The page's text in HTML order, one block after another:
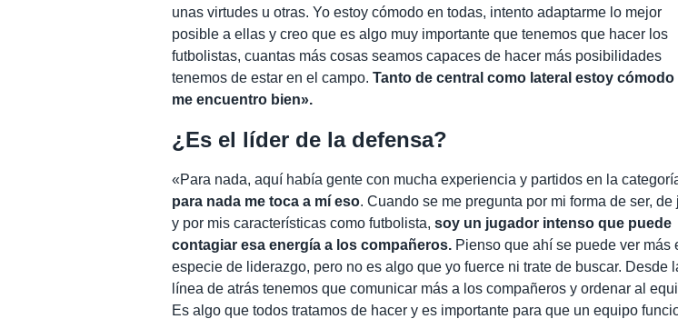
unas virtudes u otras. Yo estoy cómodo en todas, intento adaptarme lo mejor
posible a ellas y creo que es algo muy importante que tenemos que hacer los
futbolistas, cuantas más cosas seamos capaces de hacer más posibilidades
tenemos de estar en el campo.Tanto de central como lateral estoy cómodo
me encuentro bien».
¿Es el líder de la defensa?
«Para nada, aquí había gente con mucha experiencia y partidos en la
para nada me toca a mí eso. Cuando se me pregunta por mi forma de ser, de
y por mis características como futbolista,soy un jugador intenso que puede
contagiar esa energía a los compañeros. Pienso que ahí se puede ver más
especie de liderazgo, pero no es algo que yo fuerce ni trate de buscar. Desde
línea de atrás tenemos que comunicar más a los compañeros y ordenar al
Es algo que todos tratamos de hacer y es importante para que un equipo